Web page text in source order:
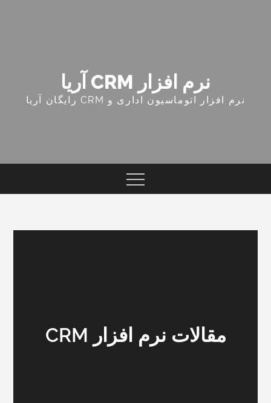
نرم افزار CRM آریا
نرم افزار اتوماسیون اداری و CRM رایگان آریا
مقالات نرم افزار CRM